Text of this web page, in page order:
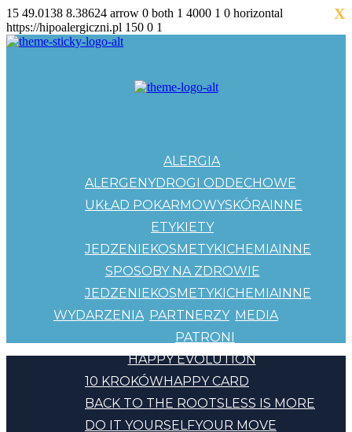
15 49.0138 8.38624 arrow 0 both 1 4000 1 0 horizontal
https://hipoalergiczni.pl 150 0 1
ALERGIA
ALERGENYDROGI ODDECHOWE
UKŁAD POKARMOWYSKÓRAINNE
ETYKIETY
JEDZENIEKOSMETYKICHEMIAINNE
SPOSOBY NA ZDROWIE
JEDZENIEKOSMETYKICHEMIAINNE
WYDARZENIA PARTNERZY
PATRONI
MEDIA
HAPPY EVOLUTION
10 KROKÓWHAPPY CARD
BACK TO THE ROOTSLESS IS MORE
DO IT YOURSELFYOUR MOVE
X